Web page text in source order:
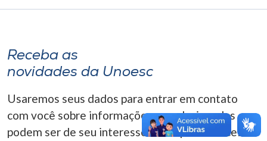
Receba as
novidades da Unoesc
Usaremos seus dados para entrar em contato
com você sobre informações correlacionadas que
podem ser de seu interesse. Você pode cancelar o